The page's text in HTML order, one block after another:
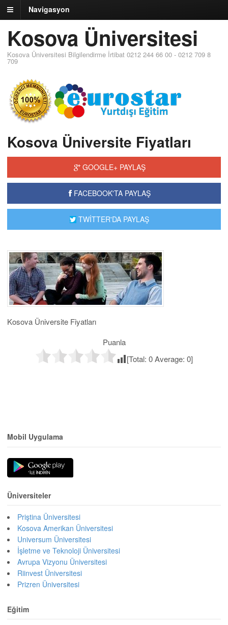
Navigasyon
Kosova Üniversitesi
Kosova Üniversitesi Bilgilendirme İrtibat 0212 244 66 00 - 0212 709 8
709
Kosova Üniversite Fiyatları
GOOGLE+ PAYLAŞ
FACEBOOK'TA PAYLAŞ
TWİTTER'DA PAYLAŞ
Kosova Üniversite Fiyatları
Puanla
[Total: 0Average: 0]
Mobil Uygulama
Üniversiteler
Priştina Üniversitesi
Kosova Amerikan Üniversitesi
Universum Üniversitesi
İşletme ve Teknoloji Üniversitesi
Avrupa Vizyonu Üniversitesi
Riinvest Üniversitesi
Prizren Üniversitesi
Eğitim